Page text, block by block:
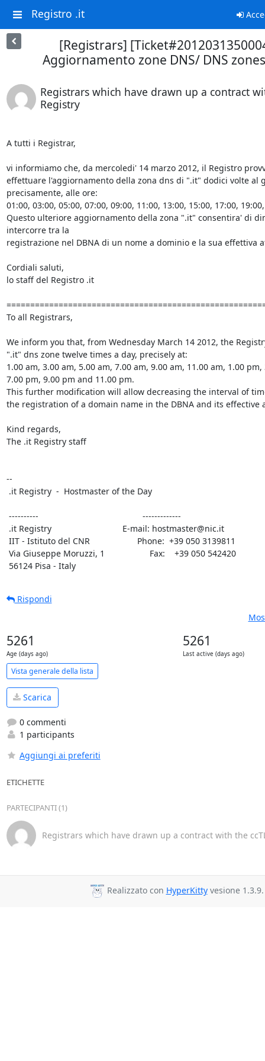
Registro .it
[Registrars]
Aggiornamento zone DNS/ DNS
Registrars which have drawn up a contract
Registry
A tutti i Registrar,
vi informiamo che, da mercoledi' 14 marzo 2012, il Registro
effettuare l'aggiornamento della zona dns di ".it" dodici volte al
precisamente, alle ore:
01:00, 03:00, 05:00, 07:00, 09:00, 11:00, 13:00, 15:00, 17:00,
Questo ulteriore aggiornamento della zona ".it" consentira' di
intercorre tra la
registrazione nel DBNA di un nome a dominio e la sua effettiva
Cordiali saluti,
lo staff del Registro .it
To all Registrars,
We inform you that, from Wednesday March 14 2012, the
".it" dns zone twelve times a day, precisely at:
1.00 am, 3.00 am, 5.00 am, 7.00 am, 9.00 am, 11.00 am, 1.00
7.00 pm, 9.00 pm and 11.00 pm.
This further modification will allow decreasing the interval of
the registration of a domain name in the DBNA and its effective
Kind regards,
The .it Registry staff
--
56124 Pisa - Italy
Rispondi
5261
Age (days ago)
5261
Last active (days ago)
Vista generale della lista
Scarica
0 commenti
1 participants
Aggiungi ai preferiti
ETICHETTE
PARTECIPANTI (1)
Registrars which have drawn up a contract with the
Realizzato con HyperKittyvesione 1.3.9.